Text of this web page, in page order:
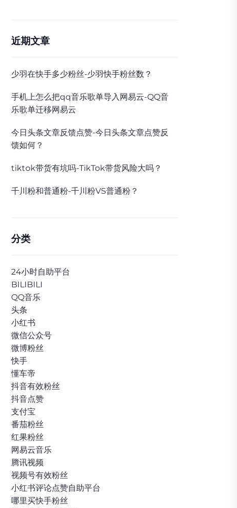
近期文章
少羽在快手多少粉丝-少羽快手粉丝数？
手机上怎么把qq音乐歌单导入网易云-QQ音
乐歌单迁移网易云
今日头条文章反馈点赞-今日头条文章点赞反
馈如何？
tiktok带货有坑吗-TikTok带货风险大吗？
千川粉和普通粉-千川粉VS普通粉？
分类
24小时自助平台
BILIBILI
QQ音乐
头条
小红书
微信公众号
微博粉丝
快手
懂车帝
抖音有效粉丝
抖音点赞
支付宝
番茄粉丝
红果粉丝
网易云音乐
腾讯视频
视频号有效粉丝
小红书评论点赞自助平台
哪里买快手粉丝